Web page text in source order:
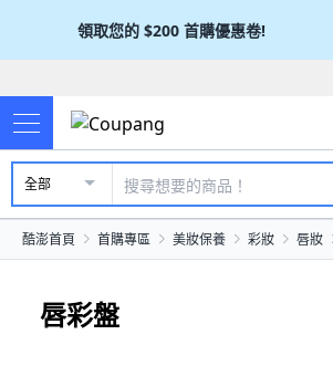
領取您的 $200 首購優惠卷!
全部
酷澎首頁 首購專區 美妝保養 彩妝 唇妝
唇彩盤